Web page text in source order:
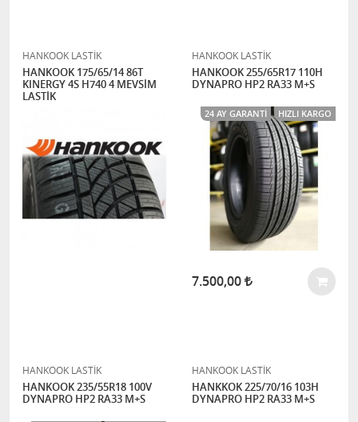
HANKOOK LASTİK
HANKOOK 175/65/14 86T
KINERGY 4S H740 4 MEVSİM
LASTİK
HANKOOK LASTİK
HANKOOK 255/65R17 110H
DYNAPRO HP2 RA33 M+S
24 AY GARANTI HIZLI KARGO
7.500,00
HANKOOK LASTİK
HANKOOK 235/55R18 100V
DYNAPRO HP2 RA33 M+S
HANKOOK LASTİK
HANKKOK 225/70/16 103H
DYNAPRO HP2 RA33 M+S